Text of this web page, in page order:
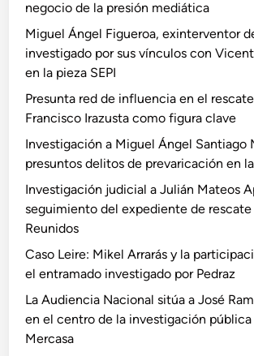
negocio de la presión mediática
Miguel Ángel Figueroa, exinterventor
investigado por sus vínculos con
en la pieza SEPI
Presunta red de influencia en el
Francisco Irazusta como figura clave
Investigación a Miguel Ángel Santiago
presuntos delitos de prevaricación en la
Investigación judicial a Julián Mateos
seguimiento del expediente de rescate
Reunidos
Caso Leire: Mikel Arrarás y la
el entramado investigado por Pedraz
La Audiencia Nacional sitúa a José
en el centro de la investigación pública
Mercasa